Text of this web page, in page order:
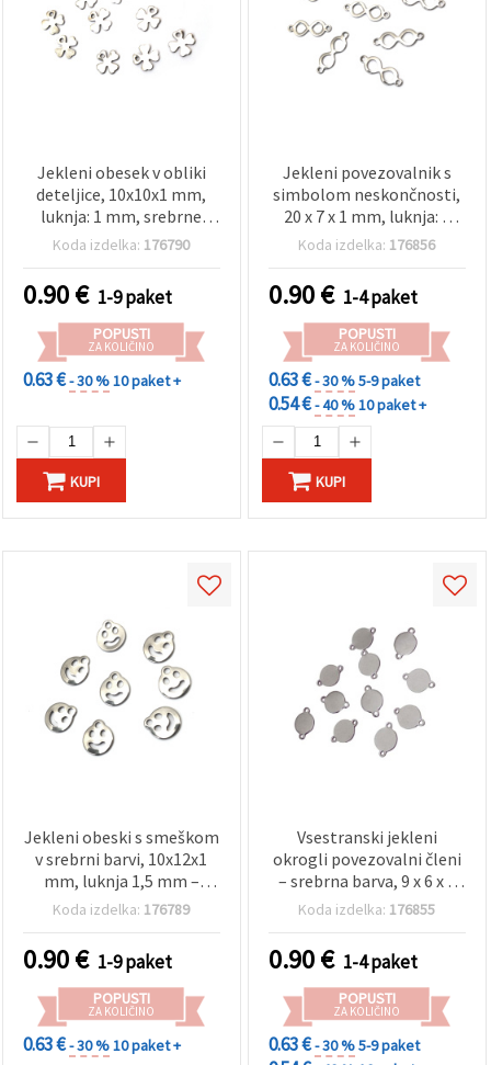
Jekleni obesek v obliki
deteljice, 10x10x1 mm,
luknja: 1 mm, srebrne
barve - 20 kosov
Koda izdelka: 176790
0.90€ 1-9 paket
POPUSTI
ZA KOLIČINO
0.63 €- 30 %10 paket +
KUPI
Jekleni povezovalnik s
simbolom neskončnosti,
20 x 7 x 1 mm, luknja: 1
mm, v srebrni barvi - 20
Koda izdelka: 176856
0.90€ 1-4 paket
POPUSTI
ZA KOLIČINO
0.63 €- 30 %5-9 paket
0.54 €- 40 %10 paket +
KUPI
Jekleni obeski s smeškom
v srebrni barvi, 10x12x1
mm, luknja 1,5 mm –
paket 20 kosov za igrivo
Koda izdelka: 176789
0.90€ 1-9 paket
POPUSTI
ZA KOLIČINO
0.63 €- 30 %10 paket +
Vsestranski jekleni
okrogli povezovalni členi
– srebrna barva, 9 x 6 x 1
mm, luknja 0,5 mm, paket
nizanje perlic, slojevite
ogrlice, zapestnice in DIY
projekte nakita
Koda izdelka: 176855
0.90€ 1-4 paket
POPUSTI
ZA KOLIČINO
0.63 €- 30 %5-9 paket